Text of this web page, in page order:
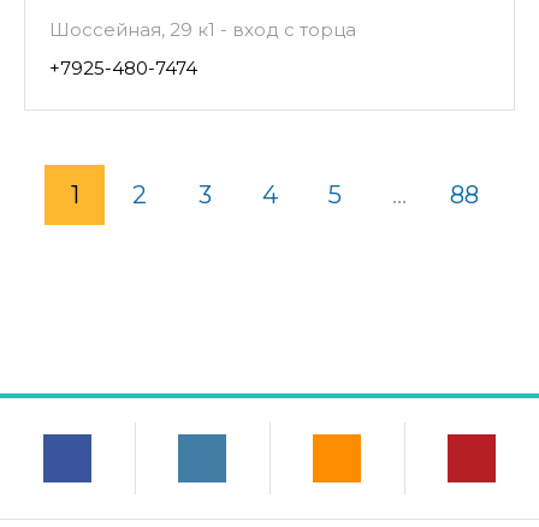
Шоссейная, 29 к1 - вход с торца
+7925-480-7474
1 2 3 4 5 ... 88